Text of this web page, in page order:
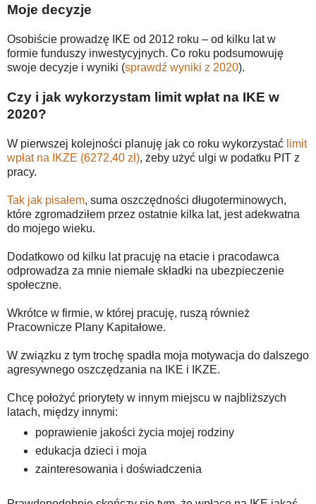
Moje decyzje
Osobiście prowadzę IKE od 2012 roku – od kilku lat w
formie funduszy inwestycyjnych. Co roku podsumowuję
swoje decyzje i wyniki (sprawdź wyniki z 2020).
Czy i jak wykorzystam limit wpłat na IKE w
2020?
W pierwszej kolejności planuję jak co roku wykorzystać limit
wpłat na IKZE (6272,40 zł), żeby użyć ulgi w podatku PIT z
pracy.
Tak jak pisałem, suma oszczędności długoterminowych,
które zgromadziłem przez ostatnie kilka lat, jest adekwatna
do mojego wieku.
Dodatkowo od kilku lat pracuję na etacie i pracodawca
odprowadza za mnie niemałe składki na ubezpieczenie
społeczne.
Wkrótce w firmie, w której pracuję, ruszą również
Pracownicze Plany Kapitałowe.
W związku z tym trochę spadła moja motywacja do dalszego
agresywnego oszczędzania na IKE i IKZE.
Chcę położyć priorytety w innym miejscu w najbliższych
latach, między innymi:
poprawienie jakości życia mojej rodziny
edukacja dzieci i moja
zainteresowania i doświadczenia